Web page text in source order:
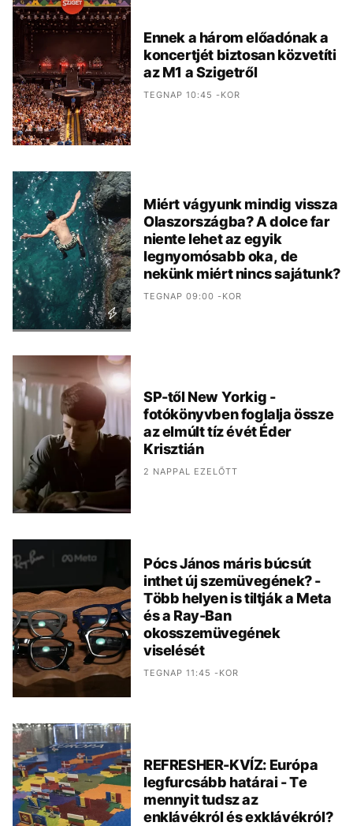
Ennek a három előadónak a
koncertjét biztosan közvetíti
az M1 a Szigetről
TEGNAP 10:45 -KOR
Miért vágyunk mindig vissza
Olaszországba? A dolce far
niente lehet az egyik
legnyomósabb oka, de
nekünk miért nincs sajátunk?
TEGNAP 09:00 -KOR
SP-től New Yorkig -
fotókönyvben foglalja össze
az elmúlt tíz évét Éder
Krisztián
2 NAPPAL EZELŐTT
Pócs János máris búcsút
inthet új szemüvegének? -
Több helyen is tiltják a Meta
és a Ray-Ban
okosszemüvegének
viselését
TEGNAP 11:45 -KOR
REFRESHER-KVÍZ: Európa
legfurcsább határai - Te
mennyit tudsz az
enklávékról és exklávékról?